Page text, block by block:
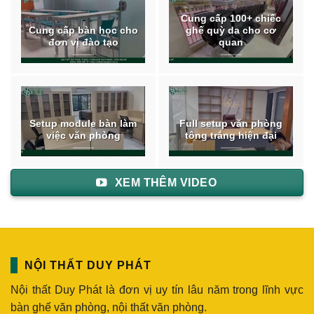
Cung cấp bàn học cho
đơn vị đào tạo
Cung cấp 100+ chiếc
ghế quỳ da cho cơ
quan
Setup module bàn làm
việc văn phòng
Full setup văn phòng
tông trắng hiện đại
XEM THÊM VIDEO
NỘI THẤT DUY PHÁT
Nội thất Duy Phát là đơn vị uy tín lâu năm trong lĩnh vực
bàn ghế văn phòng, nội thất văn phòng.